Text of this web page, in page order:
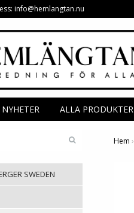
info@hemlangtan.nu
NYHETER ALLA PRODUKTER
SWEDEN
Hem ›